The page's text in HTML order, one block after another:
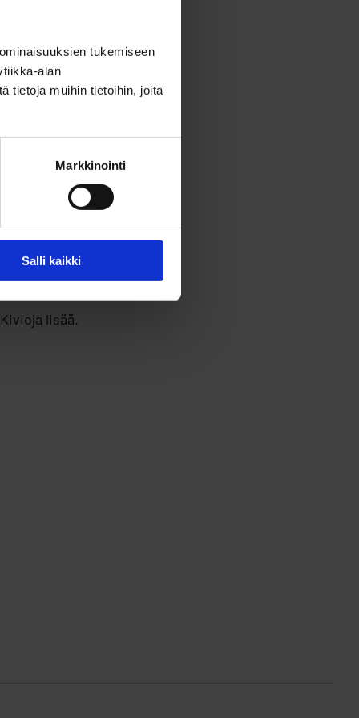
tukemiseen
alan
tietoja muihin tietoihin, joita
Markkinointi
Salli kaikki
Listan
kuten Digia,
TOP10-listan
lisää.